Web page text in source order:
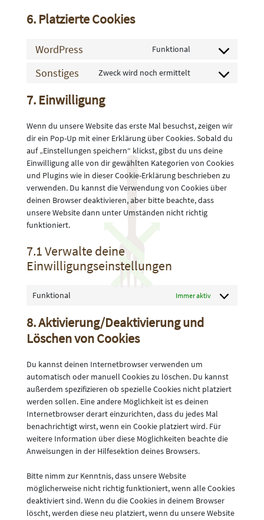
6. Platzierte Cookies
WordPress Funktional
Consent
service
Sonstiges Zweck wird noch ermittelt
Consent
7. Einwilligung
Wenn du unsere Website das erste Mal besuchst, zeigen wir
dir ein Pop-Up mit einer Erklärung über Cookies. Sobald du
auf „Einstellungen speichern“ klickst, gibst du uns deine
Einwilligung alle von dir gewählten Kategorien von Cookies
und Plugins wie in dieser Cookie-Erklärung beschrieben zu
verwenden. Du kannst die Verwendung von Cookies über
deinen Browser deaktivieren, aber bitte beachte, dass
unsere Website dann unter Umständen nicht richtig
funktioniert.
7.1 Verwalte deine
Einwilligungseinstellungen
Funktional Immer aktiv
8. Aktivierung/Deaktivierung und
Löschen von Cookies
Du kannst deinen Internetbrowser verwenden um
automatisch oder manuell Cookies zu löschen. Du kannst
außerdem spezifizieren ob spezielle Cookies nicht platziert
werden sollen. Eine andere Möglichkeit ist es deinen
Internetbrowser derart einzurichten, dass du jedes Mal
benachrichtigt wirst, wenn ein Cookie platziert wird. Für
weitere Information über diese Möglichkeiten beachte die
Anweisungen in der Hilfesektion deines Browsers.
Bitte nimm zur Kenntnis, dass unsere Website
möglicherweise nicht richtig funktioniert, wenn alle Cookies
deaktiviert sind. Wenn du die Cookies in deinem Browser
löscht, werden diese neu platziert, wenn du unsere Website